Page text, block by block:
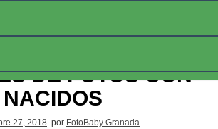
DE FOTOS CON
27, 2018 por FotoBaby Granada